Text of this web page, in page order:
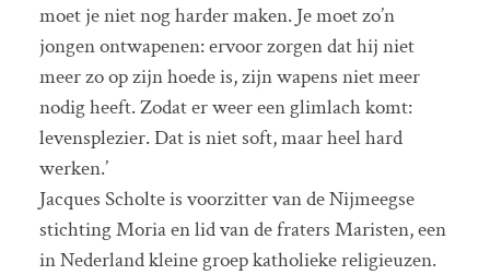
moet je niet nog harder maken. Je moet zo’n
jongen ontwapenen: ervoor zorgen dat hij niet
meer zo op zijn hoede is, zijn wapens niet meer
nodig heeft. Zodat er weer een glimlach komt:
levensplezier. Dat is niet soft, maar heel hard
werken.’
Jacques Scholte is voorzitter van de Nijmeegse
stichting Moria en lid van de fraters Maristen, een
in Nederland kleine groep katholieke religieuzen.